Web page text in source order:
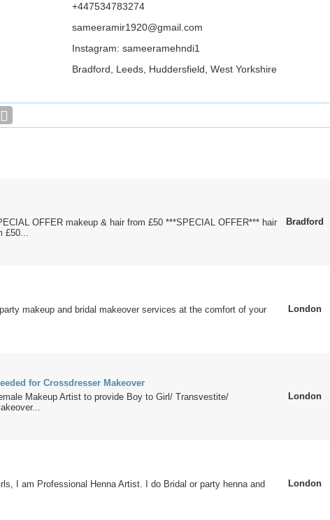
+447534783274
sameeramir1920@gmail.com
Instagram: sameeramehndi1
Bradford, Leeds, Huddersfield, West Yorkshire
OFFER makeup & hair from £50 ***SPECIAL OFFER*** hair
£50...
Bradford
makeup and bridal makeover services at the comfort of your
London
for Crossdresser Makeover
Makeup Artist to provide Boy to Girl/ Transvestite/
London
I am Professional Henna Artist. I do Bridal or party henna and
London